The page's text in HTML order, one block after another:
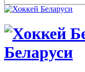
Беларуси